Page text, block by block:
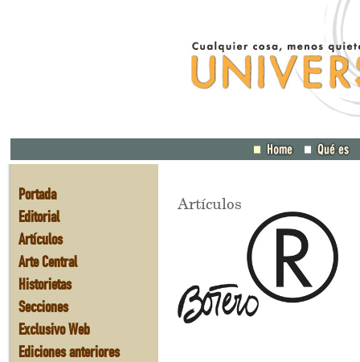
Portada
Editorial
Artículos
Arte Central
Historietas
Secciones
Exclusivo Web
Ediciones anteriores
Artículos